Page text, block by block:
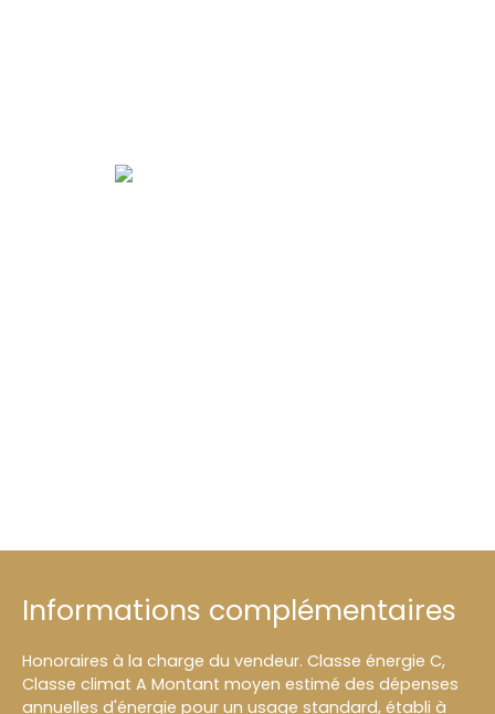
Informations complémentaires
Honoraires à la charge du vendeur. Classe énergie C,
Classe climat A Montant moyen estimé des dépenses
annuelles d'énergie pour un usage standard, établi à